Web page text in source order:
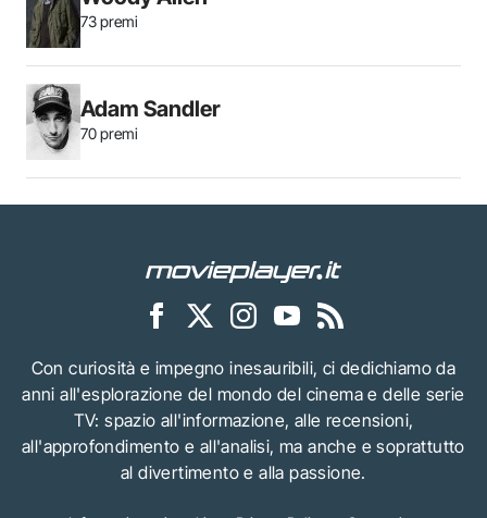
73 premi
Adam Sandler
70 premi
Con curiosità e impegno inesauribili, ci dedichiamo da
anni all'esplorazione del mondo del cinema e delle serie
TV: spazio all'informazione, alle recensioni,
all'approfondimento e all'analisi, ma anche e soprattutto
al divertimento e alla passione.